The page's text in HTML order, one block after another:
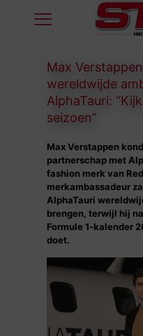
Max
wereldwijde
AlphaTauri:
seizoen”
Max Verstappen
partnerschap met
fashion merk van
merkambassadeur
AlphaTauri
brengen, terwijl hij
Formule 1-kalender
doet.